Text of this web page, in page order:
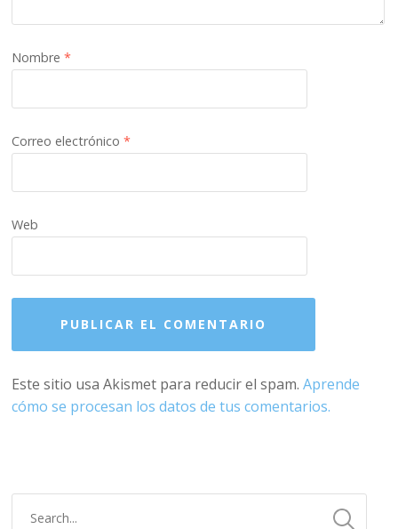
Nombre*
Correo electrónico*
Web
Este sitio usa Akismet para reducir el spam.Aprende
cómo se procesan los datos de tus comentarios.